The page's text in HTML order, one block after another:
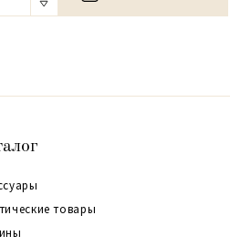
товары